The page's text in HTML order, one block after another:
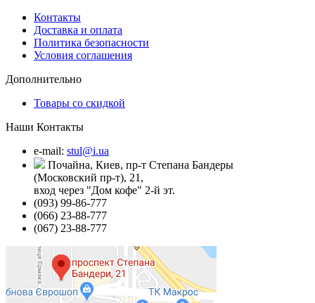
Контакты
Доставка и оплата
Политика безопасности
Условия соглашения
Дополнительно
Товары со скидкой
Наши Контакты
e-mail: stul@i.ua
Почайна, Киев, пр-т Степана Бандеры
(Московский пр-т), 21,
вход через "Дом кофе" 2-й эт.
(093) 99-86-777
(066) 23-88-777
(067) 23-88-777